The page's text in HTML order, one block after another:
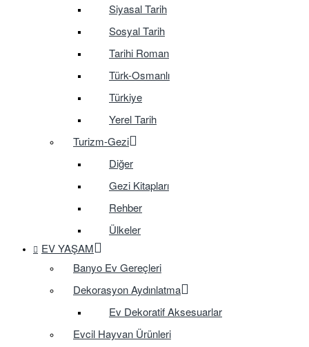
Siyasal Tarih
Sosyal Tarih
Tarihi Roman
Türk-Osmanlı
Türkiye
Yerel Tarih
Turizm-Gezi
Diğer
Gezi Kitapları
Rehber
Ülkeler
EV YAŞAM
Banyo Ev Gereçleri
Dekorasyon Aydınlatma
Ev Dekoratif Aksesuarlar
Evcil Hayvan Ürünleri